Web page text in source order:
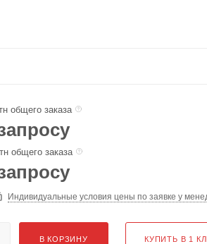
общего заказа
общего заказа
Индивидуальные условия цены по заявке у
В КОРЗИНУ КУПИТЬ В 1